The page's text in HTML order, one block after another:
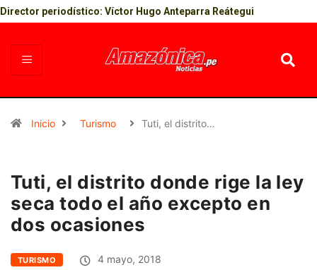
Director periodístico: Víctor Hugo Anteparra Reátegui
Inicio Turismo Tuti, el distrito…
Tuti, el distrito donde rige la ley
seca todo el año excepto en
dos ocasiones
TURISMO 4 mayo, 2018